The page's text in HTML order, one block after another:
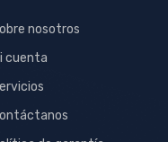
nosotros
cuenta